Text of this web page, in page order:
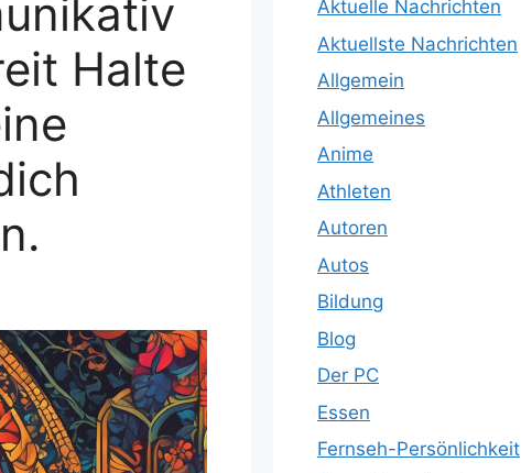
Halte
Aktuelle Nachrichten
Aktuellste Nachrichten
Allgemein
Allgemeines
Anime
Athleten
Autoren
Autos
Bildung
Blog
Der PC
Essen
Fernseh-Persönlichkeit